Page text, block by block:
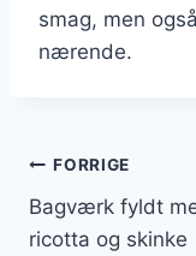
smag, men
nærende.
FORRIGE
Bagværk fyldt
ricotta og skinke